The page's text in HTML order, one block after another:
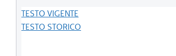
TESTO VIGENTE
TESTO STORICO